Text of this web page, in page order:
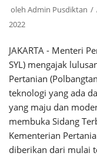
oleh Admin Pusdiktan
2022
JAKARTA - Menteri
SYL) mengajak
Pertanian
teknologi yang ada
yang maju dan
membuka Sidang
Kementerian
diberikan dari mulai